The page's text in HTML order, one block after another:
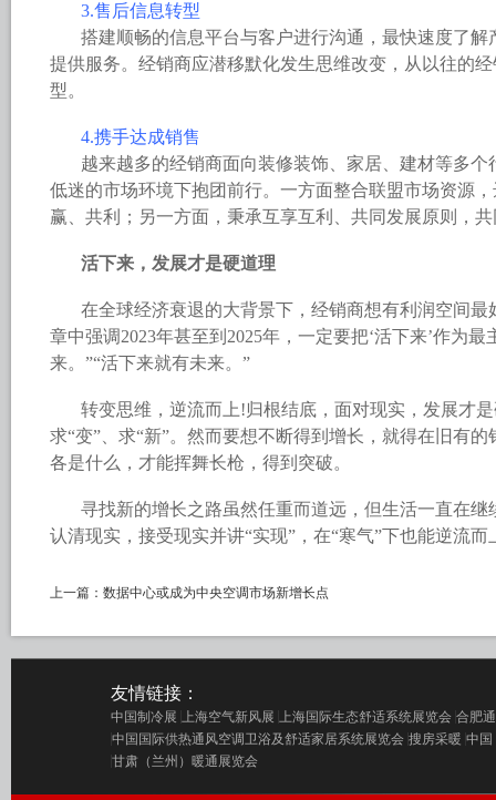
3.售后信息转型
搭建顺畅的信息平台与客户进行沟通，最快速度了
提供服务。经销商应潜移默化发生思维改变，从以往的
型。
4.携手达成销售
越来越多的经销商面向装修装饰、家居、建材等多
低迷的市场环境下抱团前行。一方面整合联盟市场资源
赢、共利；另一方面，秉承互享互利、共同发展原则，
活下来，发展才是硬道理
在全球经济衰退的大背景下，经销商想有利润空间
章中强调2023年甚至到2025年，一定要把‘活下来’作为
来。”“活下来就有未来。”
转变思维，逆流而上!归根结底，面对现实，发展才
求“变”、求“新”。然而要想不断得到增长，就得在旧有
各是什么，才能挥舞长枪，得到突破。
寻找新的增长之路虽然任重而道远，但生活一直在
认清现实，接受现实并讲“实现”，在“寒气”下也能逆流而
上一篇： 数据中心或成为中央空调市场新增长点
友情链接：
中国制冷展 上海空气新风展 上海国际生态舒适系统展览会 合肥
中国国际供热通风空调卫浴及舒适家居系统展览会 搜房采暖 中国
甘肃（兰州）暖通展览会